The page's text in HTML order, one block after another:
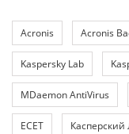
Acronis Acronis
Kaspersky Lab
MDaemon AntiVirus
ЕСЕТ Касперский